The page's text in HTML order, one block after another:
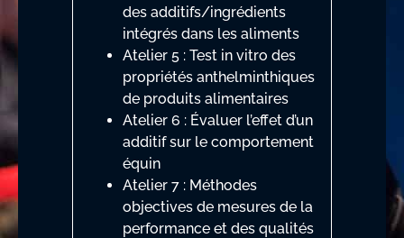
des additifs/ingrédients
intégrés dans les aliments
Atelier 5 : Test in vitro des
propriétés anthelminthiques
de produits alimentaires
Atelier 6 : Évaluer l’effet d’un
additif sur le comportement
équin
Atelier 7 : Méthodes
objectives de mesures de la
performance et des qualités